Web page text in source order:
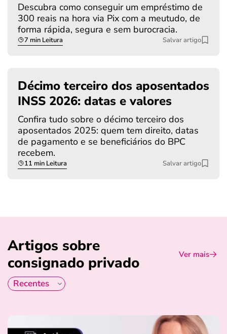
Descubra como conseguir um empréstimo de
300 reais na hora via Pix com a meutudo, de
forma rápida, segura e sem burocracia.
7 min Leitura Salvar artigo
Décimo terceiro dos aposentados
INSS 2026: datas e valores
Confira tudo sobre o décimo terceiro dos
aposentados 2025: quem tem direito, datas
de pagamento e se beneficiários do BPC
recebem.
11 min Leitura Salvar artigo
Artigos sobre
consignado privado
Ver mais